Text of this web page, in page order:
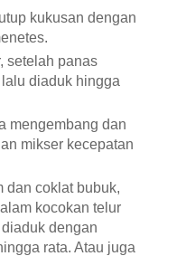
kukusan dengan
setelah panas
diaduk hingga
mengembang dan
mikser kecepatan
dan coklat bubuk,
kocokan telur
dengan
rata. Atau juga